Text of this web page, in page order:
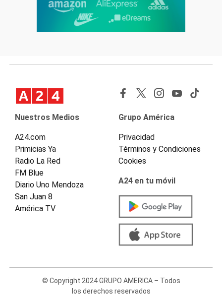
Nuestros Medios
A24.com
Primicias Ya
Radio La Red
FM Blue
Diario Uno Mendoza
San Juan 8
América TV
Grupo América
Privacidad
Términos y Condiciones
Cookies
A24 en tu móvil
© Copyright 2024 GRUPO AMERICA – Todos
los derechos reservados